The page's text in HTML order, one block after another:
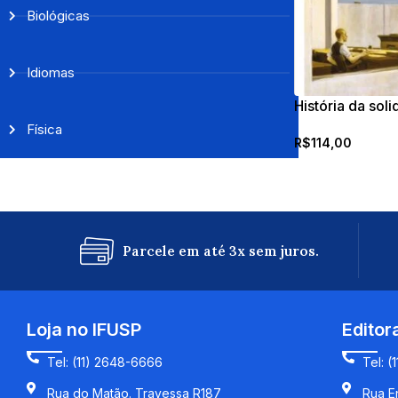
Biológicas
Idiomas
Física
História da
R$114,00
Parcele em até 3x sem juros.
Loja no IFUSP
Tel: (11) 2648-6666
Rua do Matão. Travessa R187
Tel:
Rua